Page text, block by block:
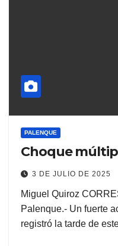
PALENQUE
Choque
3 DE JULIO DE 2025
Miguel Quiroz
Palenque.- Un fuerte
registró la tarde de